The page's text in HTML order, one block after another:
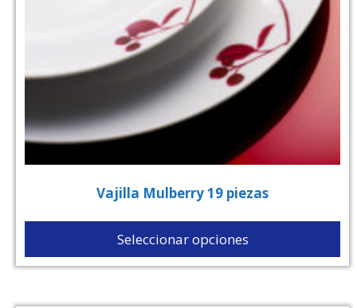
Vajilla Mulberry 19 piezas
Seleccionar opciones